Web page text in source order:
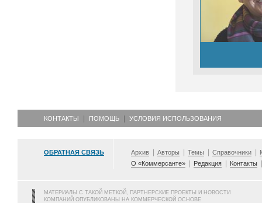
КОНТАКТЫ ПОМОЩЬ УСЛОВИЯ ИСПОЛЬЗОВАНИЯ
ОБРАТНАЯ СВЯЗЬ Архив Авторы Темы Справочники
О «Коммерсанте»
Редакция Контакты
МАТЕРИАЛЫ С ТАКОЙ МЕТКОЙ, ПАРТНЕРСКИЕ ПРОЕКТЫ И НОВОСТИ
КОМПАНИЙ ОПУБЛИКОВАНЫ НА КОММЕРЧЕСКОЙ ОСНОВЕ